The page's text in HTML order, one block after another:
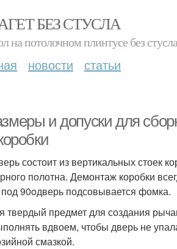
БЕЗ СТУСЛА
на потолочном плинтусе без стусла
новости статьи
и допуски для
состоит из вертикальных стоек
полотна. Демонтаж коробки
90oдверь подсовывается фомка.
твердый предмет для создания
вдвоем, чтобы дверь не
смазкой.